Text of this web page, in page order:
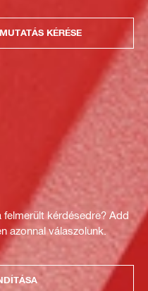
KÉRÉSE
felmerült kérdésedre? Add
azonnal válaszolunk.